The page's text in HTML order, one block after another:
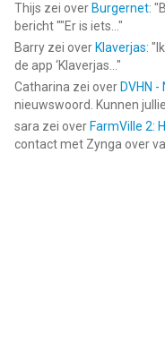
Thijs zei over Burgernet: "
bericht ""Er is iets... "
Barry zei over Klaverjas: "
de app ‘Klaverjas... "
Catharina zei over DVHN
nieuwswoord. Kunnen
sara zei over FarmVille 2:
contact met Zynga over